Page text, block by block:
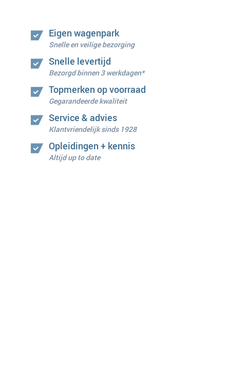
Eigen wagenpark
Snelle en veilige bezorging
Snelle levertijd
Bezorgd binnen 3 werkdagen*
Topmerken op voorraad
Gegarandeerde kwaliteit
Service & advies
Klantvriendelijk sinds 1928
Opleidingen + kennis
Altijd up to date